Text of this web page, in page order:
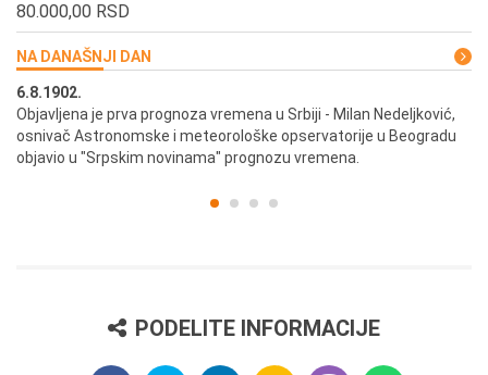
80.000,00 RSD
NA DANAŠNJI DAN
6.8.1902.
Objavljena je prva prognoza vremena u Srbiji - Milan Nedeljković,
osnivač Astronomske i meteorološke opservatorije u Beogradu
objavio u "Srpskim novinama" prognozu vremena.
PODELITE INFORMACIJE